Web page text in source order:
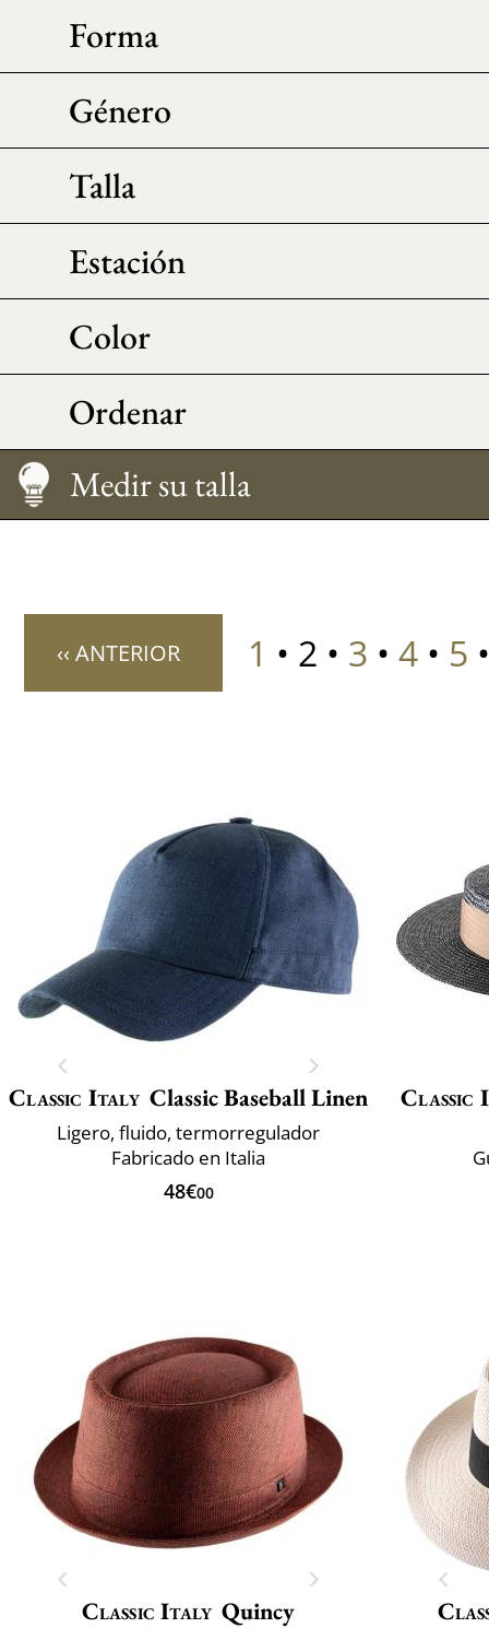
Forma
Género
Talla
Estación
Color
Ordenar
Medir su talla
‹‹ ANTERIOR 1 • 2 • 3 • 4• 5
Classic Italy Classic Baseball Linen
Ligero, fluido, termorregulador
Fabricado en Italia
48€00
Classic
Classic Italy Quincy